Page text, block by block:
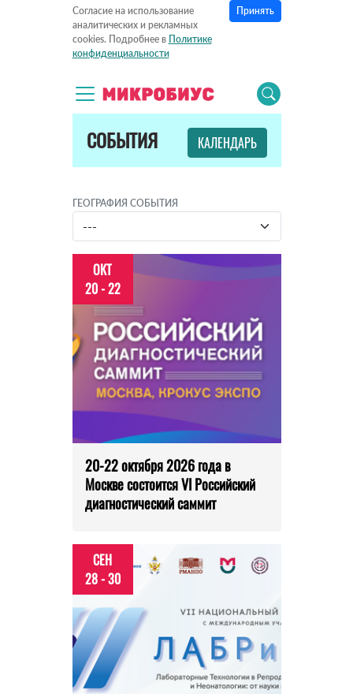
Согласие на использование
аналитических и рекламных
cookies. Подробнее в Политике
конфиденциальности
Принять
СОБЫТИЯ КАЛЕНДАРЬ
ГЕОГРАФИЯ СОБЫТИЯ
ОКТ
20 - 22
20-22 октября 2026 года в
Москве состоится VI Российский
диагностический саммит
СЕН
28 - 30